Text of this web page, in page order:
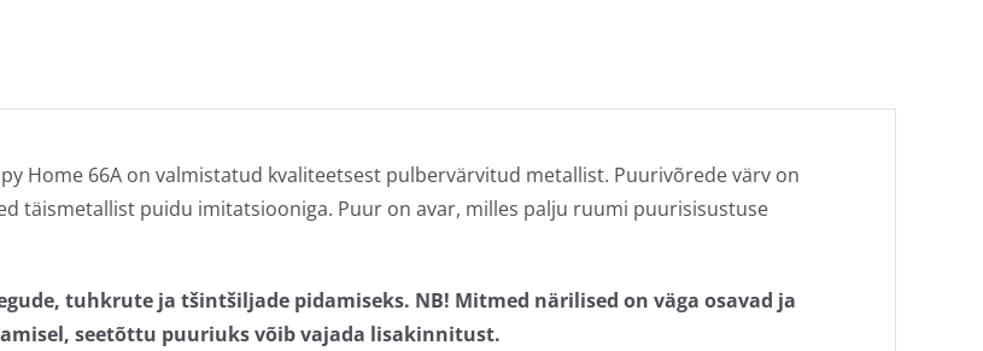
Home 66A on valmistatud kvaliteetsest pulbervärvitud metallist. Puurivõrede värv on
täismetallist puidu imitatsiooniga. Puur on avar, milles palju ruumi puurisisustuse
tuhkrute ja tšintšiljade pidamiseks. NB! Mitmed närilised on väga osavad ja
seetõttu puuriuks võib vajada lisakinnitust.